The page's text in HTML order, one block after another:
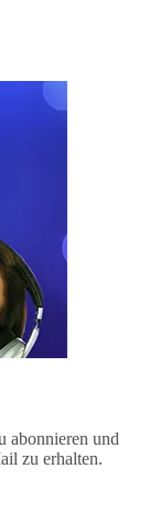
abonnieren und
zu erhalten.